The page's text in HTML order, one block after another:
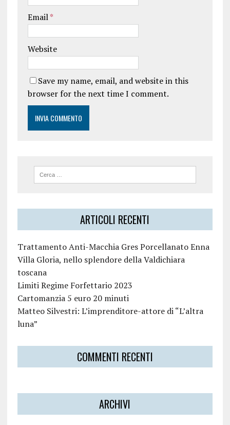
Email*
Website
Save my name, email, and website in this
browser for the next time I comment.
ARTICOLI RECENTI
Trattamento Anti-Macchia Gres Porcellanato Enna
Villa Gloria, nello splendore della Valdichiara
toscana
Limiti Regime Forfettario 2023
Cartomanzia 5 euro 20 minuti
Matteo Silvestri: L’imprenditore-attore di “L’altra
luna”
COMMENTI RECENTI
ARCHIVI